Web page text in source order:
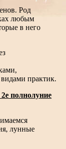
Род
любым
в него
практик.
полнолуние
лунные